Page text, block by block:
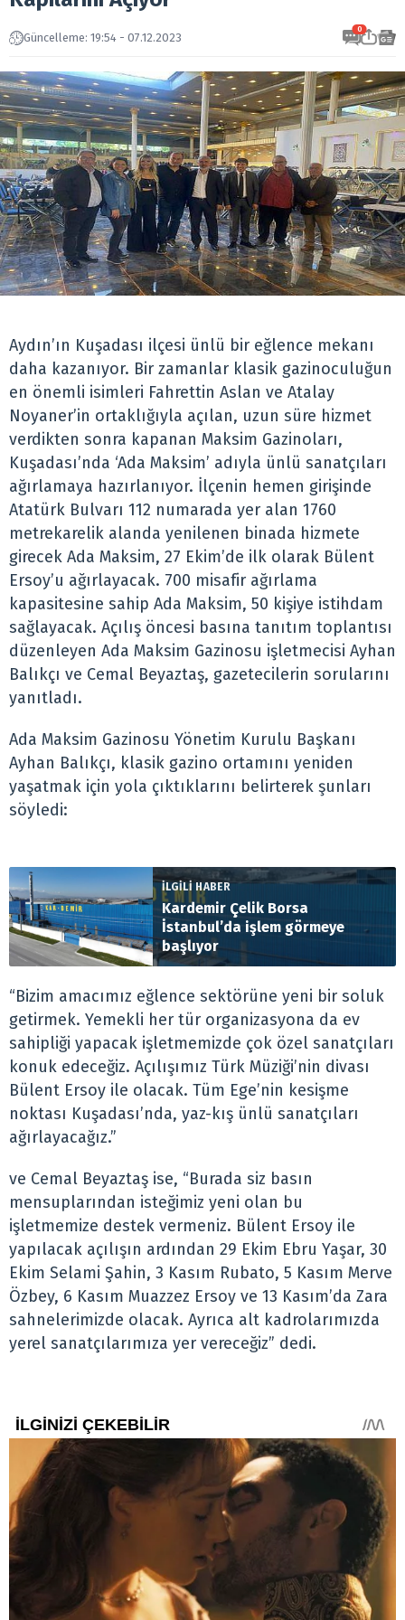
Güncelleme: 19:54 - 07.12.2023
0
Aydın’ın Kuşadası ilçesi ünlü bir eğlence mekanı
daha kazanıyor. Bir zamanlar klasik gazinoculuğun
en önemli isimleri Fahrettin Aslan ve Atalay
Noyaner’in ortaklığıyla açılan, uzun süre hizmet
verdikten sonra kapanan Maksim Gazinoları,
Kuşadası’nda ‘Ada Maksim’ adıyla ünlü sanatçıları
ağırlamaya hazırlanıyor. İlçenin hemen girişinde
Atatürk Bulvarı 112 numarada yer alan 1760
metrekarelik alanda yenilenen binada hizmete
girecek Ada Maksim, 27 Ekim’de ilk olarak Bülent
Ersoy’u ağırlayacak. 700 misafir ağırlama
kapasitesine sahip Ada Maksim, 50 kişiye istihdam
sağlayacak. Açılış öncesi basına tanıtım toplantısı
düzenleyen Ada Maksim Gazinosu işletmecisi Ayhan
Balıkçı ve Cemal Beyaztaş, gazetecilerin sorularını
yanıtladı.
Ada Maksim Gazinosu Yönetim Kurulu Başkanı
Ayhan Balıkçı, klasik gazino ortamını yeniden
yaşatmak için yola çıktıklarını belirterek şunları
söyledi:
İLGİLİ HABER
Kardemir Çelik Borsa
İstanbul’da işlem görmeye
başlıyor
“Bizim amacımız eğlence sektörüne yeni bir soluk
getirmek. Yemekli her tür organizasyona da ev
sahipliği yapacak işletmemizde çok özel sanatçıları
konuk edeceğiz. Açılışımız Türk Müziği’nin divası
Bülent Ersoy ile olacak. Tüm Ege’nin kesişme
noktası Kuşadası’nda, yaz-kış ünlü sanatçıları
ağırlayacağız.”
ve Cemal Beyaztaş ise, “Burada siz basın
mensuplarından isteğimiz yeni olan bu
işletmemize destek vermeniz. Bülent Ersoy ile
yapılacak açılışın ardından 29 Ekim Ebru Yaşar, 30
Ekim Selami Şahin, 3 Kasım Rubato, 5 Kasım Merve
Özbey, 6 Kasım Muazzez Ersoy ve 13 Kasım’da Zara
sahnelerimizde olacak. Ayrıca alt kadrolarımızda
yerel sanatçılarımıza yer vereceğiz” dedi.